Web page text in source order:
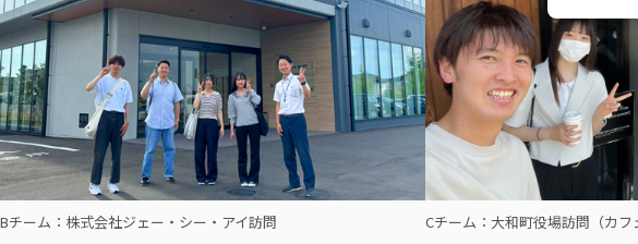
Bチーム：株式会社ジェー・シー・アイ訪問 Cチーム：大和町役場訪問（カフ